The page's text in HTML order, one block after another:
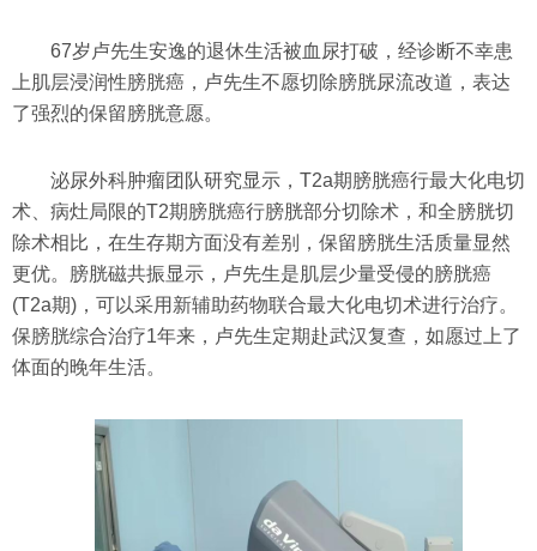
67岁卢先生安逸的退休生活被血尿打破，经诊断不幸患
上肌层浸润性膀胱癌，卢先生不愿切除膀胱尿流改道，表达
了强烈的保留膀胱意愿。
泌尿外科肿瘤团队研究显示，T2a期膀胱癌行最大化电切
术、病灶局限的T2期膀胱癌行膀胱部分切除术，和全膀胱切
除术相比，在生存期方面没有差别，保留膀胱生活质量显然
更优。膀胱磁共振显示，卢先生是肌层少量受侵的膀胱癌
(T2a期)，可以采用新辅助药物联合最大化电切术进行治疗。
保膀胱综合治疗1年来，卢先生定期赴武汉复查，如愿过上了
体面的晚年生活。